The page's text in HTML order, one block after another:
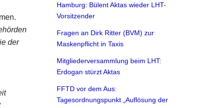
der
Hamburg: Bülent Aktas wieder LHT-
Vorsitzender
Fragen an Dirk Ritter (BVM) zur
Maskenpflicht in Taxis
Mitgliederversammlung beim LHT:
Erdogan stürzt Aktas
FFTD vor dem Aus:
Tagesordnungspunkt „Auflösung der